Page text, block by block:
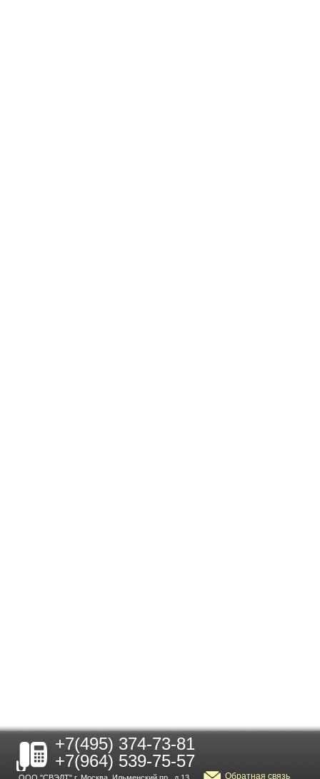
+7(495) 374-73-81
+7(964) 539-75-57
Обратная связь